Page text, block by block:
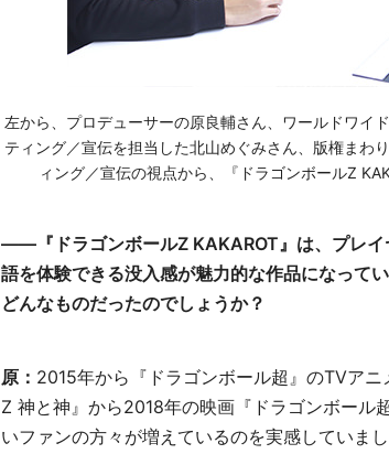
左から、プロデューサーの原良輔さん、ワールドワイ
ティング／宣伝を担当した北山めぐみさん、版権まわ
ィング／宣伝の視点から、『ドラゴンボールZ
――『ドラゴンボールZ KAKAROT』は、プレイ
語を体験できる没入感が魅力的な作品になって
どんなものだったのでしょうか？
原： 2015年から『ドラゴンボール超』のTVア
Z 神と神』から2018年の映画『ドラゴンボー
いファンの方々が増えているのを実感していま